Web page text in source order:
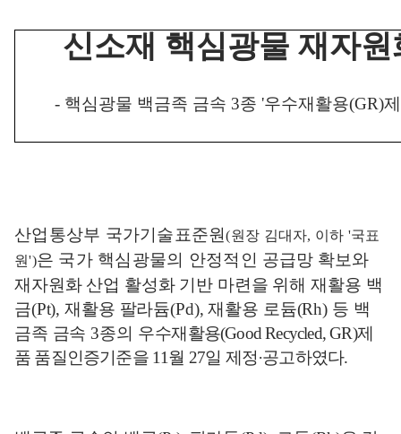
신소재 핵심광물 재자
- 핵심광물 백금족 금속 3종 '우수재활용(GR)
산업통상부 국가기술표준원(원장 김대자, 이하 '국표
원')은 국가 핵심광물의 안정적인 공급망 확보와
재자원화 산업 활성화 기반 마련을 위해 재활용 백
금(Pt),재활용 팔라듐(Pd),재활용 로듐(Rh) 등 백
금족 금속 3종의 우수재활용(Good Recycled, GR)제
품 품질인증기준을 11월 27일 제정·공고하였다.